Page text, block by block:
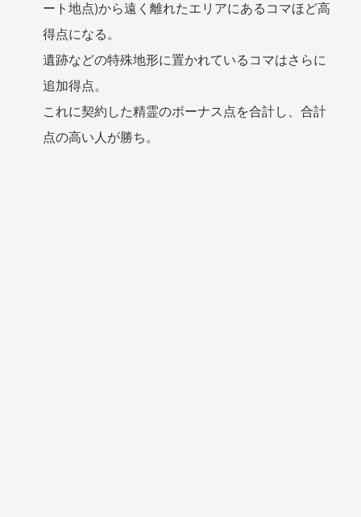
ート地点)から遠く離れたエリアにあるコマほど高
得点になる。
遺跡などの特殊地形に置かれているコマはさらに
追加得点。
これに契約した精霊のボーナス点を合計し、合計
点の高い人が勝ち。